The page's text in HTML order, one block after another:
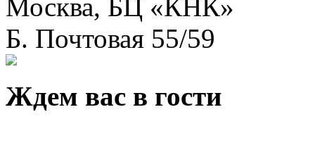
Москва, БЦ «КНК»
Б. Почтовая 55/59
Ждем вас в гости